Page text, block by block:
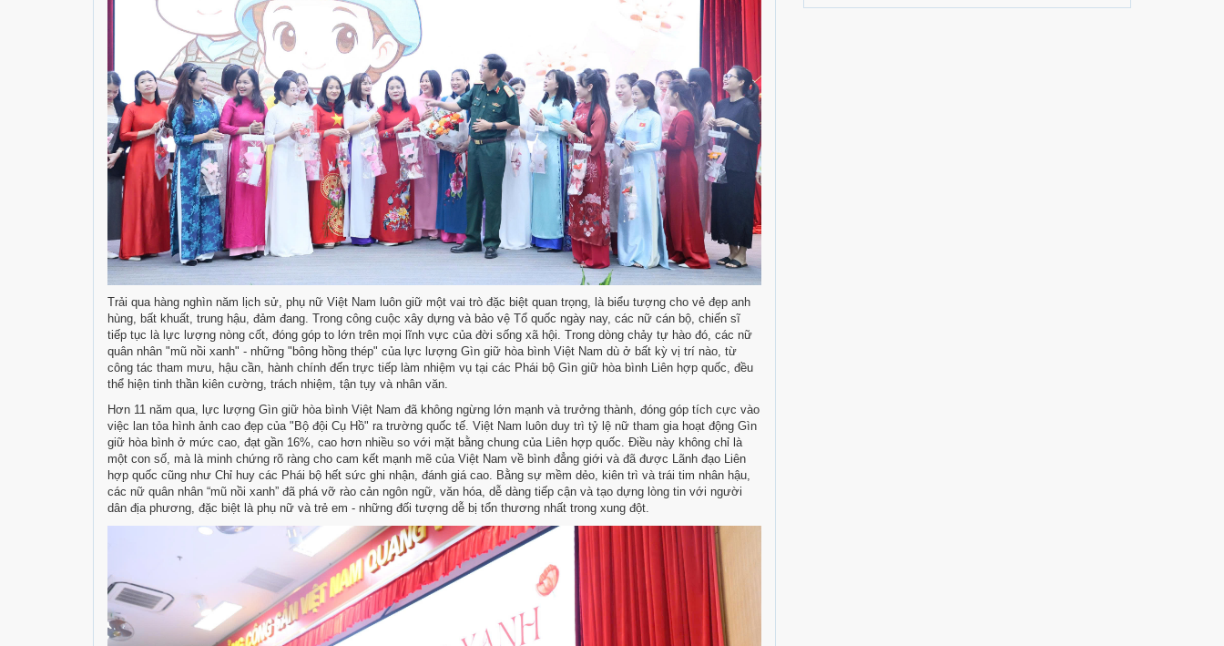
Trải qua hàng nghìn năm lịch sử, phụ nữ Việt Nam luôn giữ một vai trò đặc biệt quan trọng, là biểu tượng cho vẻ đẹp anh
hùng, bất khuất, trung hậu, đảm đang. Trong công cuộc xây dựng và bảo vệ Tổ quốc ngày nay, các nữ cán bộ, chiến sĩ
tiếp tục là lực lượng nòng cốt, đóng góp to lớn trên mọi lĩnh vực của đời sống xã hội. Trong dòng chảy tự hào đó, các nữ
quân nhân "mũ nồi xanh" - những "bông hồng thép" của lực lượng Gìn giữ hòa bình Việt Nam dù ở bất kỳ vị trí nào, từ
công tác tham mưu, hậu cần, hành chính đến trực tiếp làm nhiệm vụ tại các Phái bộ Gìn giữ hòa bình Liên hợp quốc, đều
thể hiện tinh thần kiên cường, trách nhiệm, tận tụy và nhân văn.
Hơn 11 năm qua, lực lượng Gìn giữ hòa bình Việt Nam đã không ngừng lớn mạnh và trưởng thành, đóng góp tích cực vào
việc lan tỏa hình ảnh cao đẹp của "Bộ đội Cụ Hồ" ra trường quốc tế. Việt Nam luôn duy trì tỷ lệ nữ tham gia hoạt động Gìn
giữ hòa bình ở mức cao, đạt gần 16%, cao hơn nhiều so với mặt bằng chung của Liên hợp quốc. Điều này không chỉ là
một con số, mà là minh chứng rõ ràng cho cam kết mạnh mẽ của Việt Nam về bình đẳng giới và đã được Lãnh đạo Liên
hợp quốc cũng như Chỉ huy các Phái bộ hết sức ghi nhận, đánh giá cao. Bằng sự mềm dẻo, kiên trì và trái tim nhân hậu,
các nữ quân nhân “mũ nồi xanh” đã phá vỡ rào cản ngôn ngữ, văn hóa, dễ dàng tiếp cận và tạo dựng lòng tin với người
dân địa phương, đặc biệt là phụ nữ và trẻ em - những đối tượng dễ bị tổn thương nhất trong xung đột.